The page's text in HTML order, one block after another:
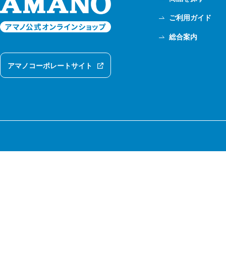
アマノコーポレートサイト
ご利用ガイド
総合案内